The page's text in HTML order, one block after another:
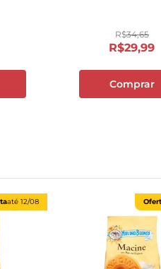
R$34,65
R$29,99
Comprar
até12/08